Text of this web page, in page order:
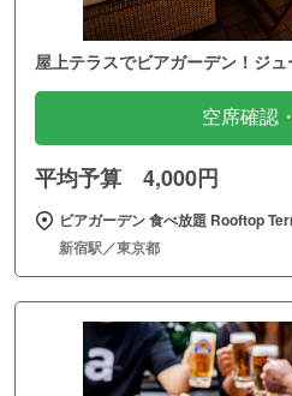
屋上テラスでビアガーデン！ジ
空席確認
平均予算 4,000円
ビアガーデン 食べ放題 Rooftop
新宿駅／東京都